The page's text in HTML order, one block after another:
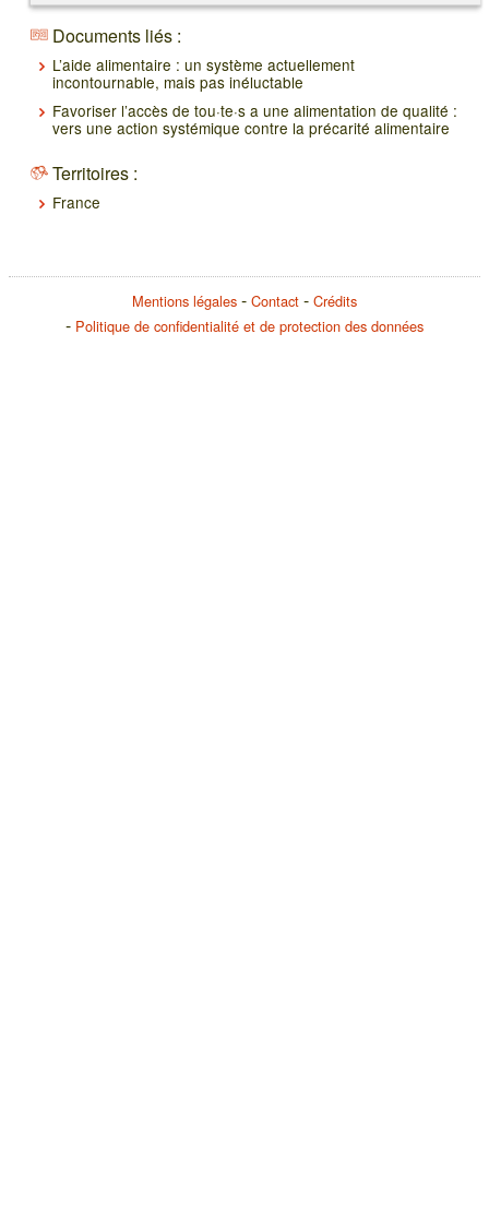
Documents liés :
L’aide alimentaire : un système actuellement
incontournable, mais pas inéluctable
Favoriser l’accès de tou·te·s a une alimentation de qualité :
vers une action systémique contre la précarité alimentaire
Territoires :
France
Mentions légales Contact
Crédits
Politique de confidentialité et de protection des données